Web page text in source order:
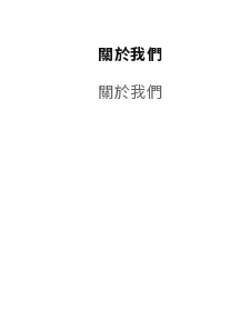
關於我們
關於我們